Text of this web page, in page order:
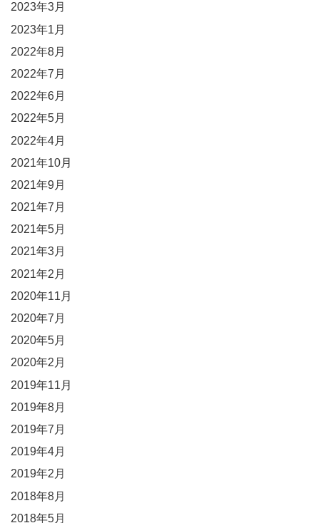
2023年3月
2023年1月
2022年8月
2022年7月
2022年6月
2022年5月
2022年4月
2021年10月
2021年9月
2021年7月
2021年5月
2021年3月
2021年2月
2020年11月
2020年7月
2020年5月
2020年2月
2019年11月
2019年8月
2019年7月
2019年4月
2019年2月
2018年8月
2018年5月